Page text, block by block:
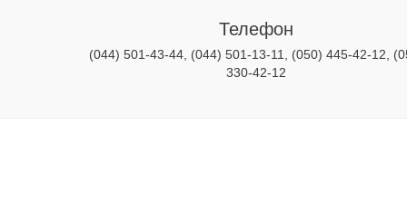
Телефон
(044) 501-43-44, (044) 501-13-11, (050) 445-42-12,
330-42-12